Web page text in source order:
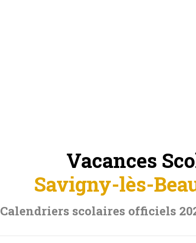
Vacances
Savigny-lès-
Calendriers scolaires officiels